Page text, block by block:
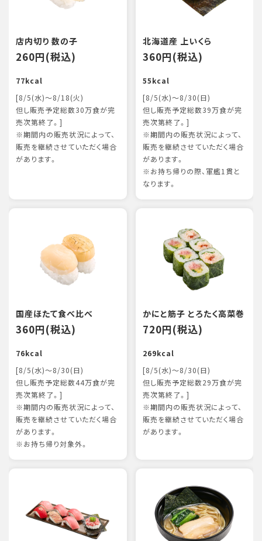
店内切り 数の子
260円(税込)
77kcal
[8/5(水)～8/18(火)
但し販売予定総数30万食が完
売次第終了。]
※期間内の販売状況によって、
販売を継続させていただく場合
があります。
北海道産 上いくら
360円(税込)
55kcal
[8/5(水)～8/30(日)
但し販売予定総数39万食が完
売次第終了。]
※期間内の販売状況によって、
販売を継続させていただく場合
があります。
※お持ち帰りの際、軍艦1貫と
なります。
国産ほたて食べ比べ
360円(税込)
76kcal
[8/5(水)～8/30(日)
但し販売予定総数44万食が完
売次第終了。]
※期間内の販売状況によって、
販売を継続させていただく場合
があります。
※お持ち帰り対象外。
かにと筋子 とろたく高菜巻
720円(税込)
269kcal
[8/5(水)～8/30(日)
但し販売予定総数29万食が完
売次第終了。]
※期間内の販売状況によって、
販売を継続させていただく場合
があります。